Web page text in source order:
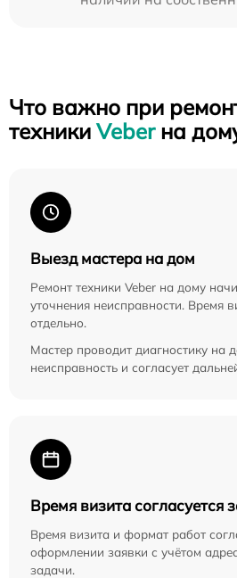
Что важно при
техники Veberна
Выезд мастера на дом
Ремонт техники Veber на дому
уточнения неисправности. Время
отдельно.
Мастер проводит диагностику на
неисправность и согласует
Время визита согласуется
Время визита и формат работ
оформлении заявки с учётом
задачи.